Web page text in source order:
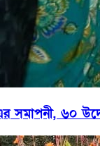
সমাপনী, ৬০